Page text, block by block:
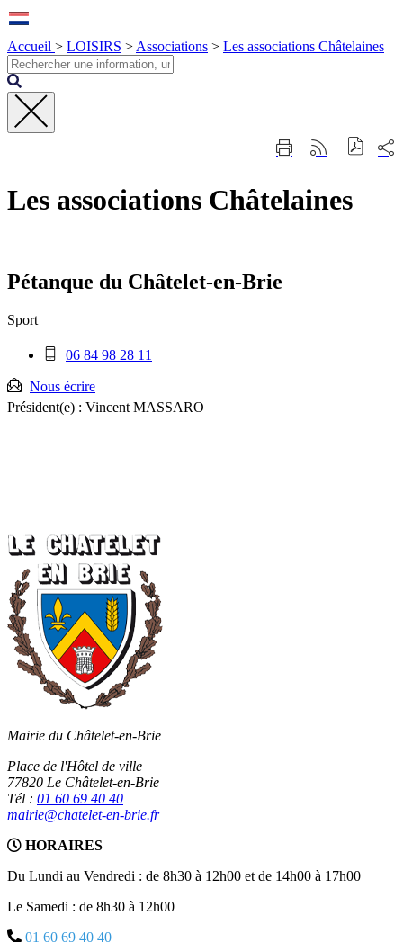
Accueil > LOISIRS > Associations > Les associations Châtelaines
Fermer
ImprimerGénérer
RSS
sur
Les associations Châtelaines
Pétanque du Châtelet-en-Brie
Sport
Téléphone
:
06 84 98 28 11
Nous écrire
Président(e) : Vincent MASSARO
Mairie du Châtelet-en-Brie
Place de l'Hôtel de ville
77820 Le Châtelet-en-Brie
Tél : 01 60 69 40 40
mairie@chatelet-en-brie.fr
HORAIRES
Du Lundi au Vendredi : de 8h30 à 12h00 et de 14h00 à 17h00
Le Samedi : de 8h30 à 12h00
01 60 69 40 40